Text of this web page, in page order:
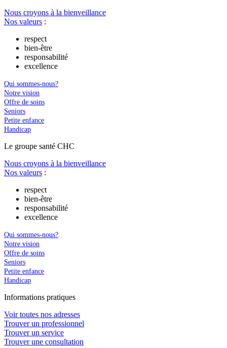
Nous croyons à la bienveillance
Nos valeurs :
respect
bien-être
responsabilité
excellence
Qui sommes-nous?
Notre vision
Offre de soins
Seniors
Petite enfance
Handicap
Le groupe santé CHC
Nous croyons à la bienveillance
Nos valeurs :
respect
bien-être
responsabilité
excellence
Qui sommes-nous?
Notre vision
Offre de soins
Seniors
Petite enfance
Handicap
Informations pratiques
Voir toutes nos adresses
Trouver un professionnel
Trouver un service
Trouver une consultation